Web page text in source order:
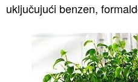
uključujući benzen,